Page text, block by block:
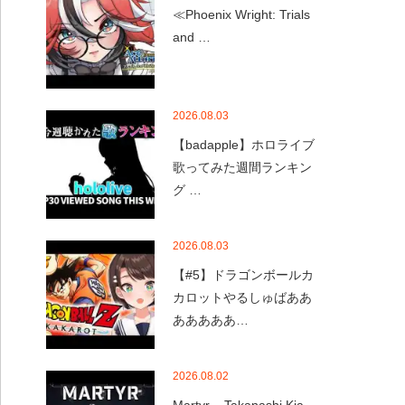
≪Phoenix Wright: Trials
and …
2026.08.03
【badapple】ホロライブ
歌ってみた週間ランキン
グ …
2026.08.03
【#5】ドラゴンボールカ
カロットやるしゅばああ
あああああ…
2026.08.02